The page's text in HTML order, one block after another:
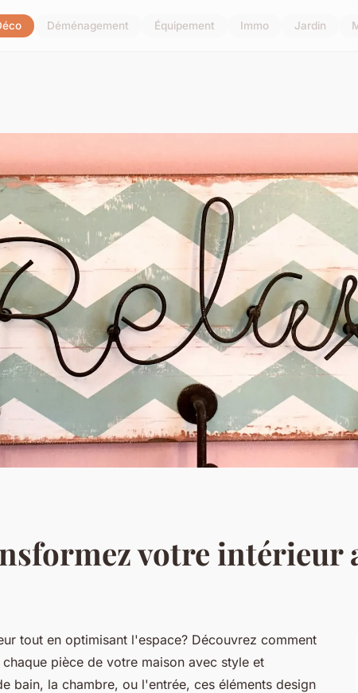
Déménagement Équipement Immo Jardin
votre intérieur
tout en optimisant l'espace? Découvrez comment
pièce de votre maison avec style et
bain, la chambre, ou l'entrée, ces éléments design